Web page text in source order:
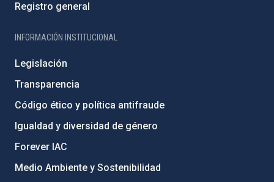
Registro general
INFORMACIÓN INSTITUCIONAL
Legislación
Transparencia
Código ético y política antifraude
Igualdad y diversidad de género
Forever IAC
Medio Ambiente y Sostenibilidad